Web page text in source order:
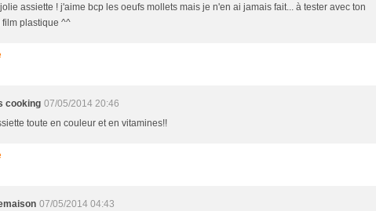
assiette ! j'aime bcp les oeufs mollets mais je n'en ai jamais fait... à tester avec ton
film plastique ^^
cooking 07/05/2014 20:46
toute en couleur et en vitamines!!
07/05/2014 04:43